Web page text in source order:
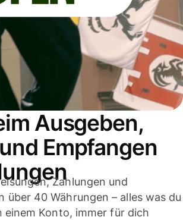
Ausgeben,
Empfangen
Zahlungen und
über 40 Währungen – alles was du
einem Konto, immer für dich